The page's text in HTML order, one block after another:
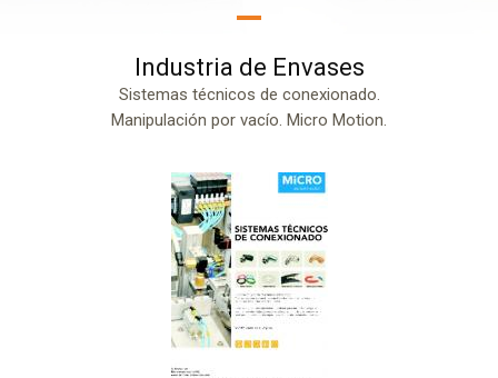
Industria de Envases
Sistemas técnicos de conexionado.
Manipulación por vacío. Micro Motion.